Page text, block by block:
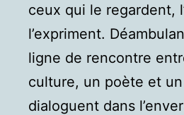
ceux qui le regardent,
l’expriment.
ligne de rencontre
culture, un poète et
dialoguent dans